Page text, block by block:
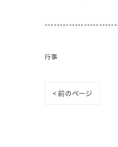
行事
< 前のページ